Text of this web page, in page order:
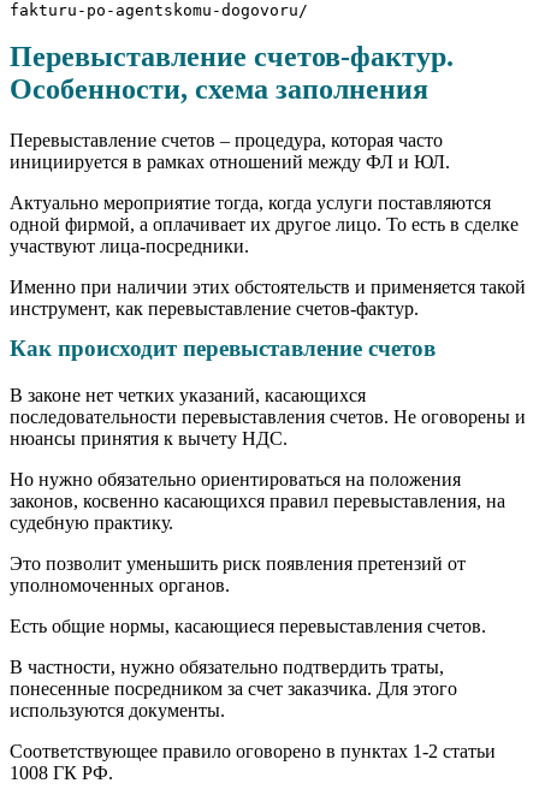
fakturu-po-agentskomu-dogovoru/
Перевыставление счетов-фактур.
Особенности, схема заполнения
Перевыставление счетов – процедура, которая часто
инициируется в рамках отношений между ФЛ и ЮЛ.
Актуально мероприятие тогда, когда услуги поставляются
одной фирмой, а оплачивает их другое лицо. То есть в сделке
участвуют лица-посредники.
Именно при наличии этих обстоятельств и применяется такой
инструмент, как перевыставление счетов-фактур.
Как происходит перевыставление счетов
В законе нет четких указаний, касающихся
последовательности перевыставления счетов. Не оговорены и
нюансы принятия к вычету НДС.
Но нужно обязательно ориентироваться на положения
законов, косвенно касающихся правил перевыставления, на
судебную практику.
Это позволит уменьшить риск появления претензий от
уполномоченных органов.
Есть общие нормы, касающиеся перевыставления счетов.
В частности, нужно обязательно подтвердить траты,
понесенные посредником за счет заказчика. Для этого
используются документы.
Соответствующее правило оговорено в пунктах 1-2 статьи
1008 ГК РФ.